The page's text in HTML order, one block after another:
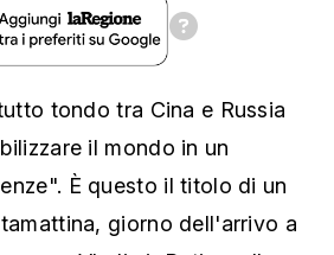
tondo tra Cina e Russia
il mondo in un
È questo il titolo di un
giorno dell'arrivo a